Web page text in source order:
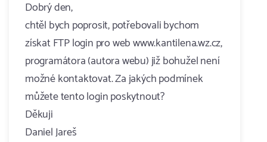
Dobrý den,
chtěl bych poprosit, potřebovali bychom
získat FTP login pro web www.kantilena.wz.cz,
programátora (autora webu) již bohužel není
možné kontaktovat. Za jakých podmínek
můžete tento login poskytnout?
Děkuji
Daniel Jareš